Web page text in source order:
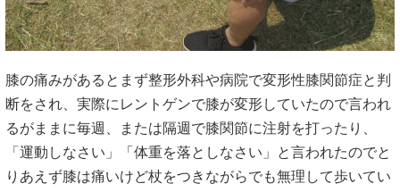
膝の痛みがあるとまず整形外科や病院で変形性膝関節症と判
断をされ、実際にレントゲンで膝が変形していたので言われ
るがままに毎週、または隔週で膝関節に注射を打ったり、
「運動しなさい」「体重を落としなさい」と言われたのでと
りあえず膝は痛いけど杖をつきながらでも無理して歩いてい